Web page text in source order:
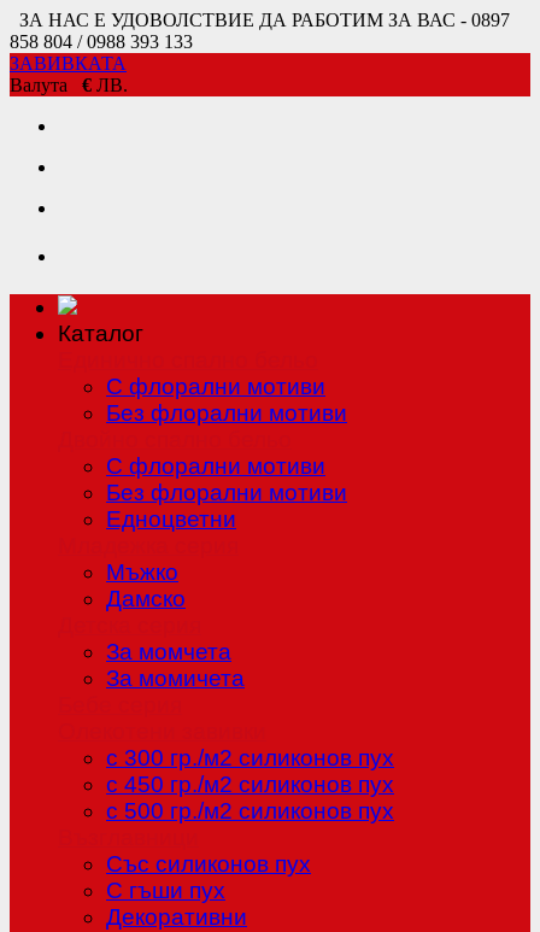
ЗА НАС Е УДОВОЛСТВИЕ ДА РАБОТИМ ЗА ВАС - 0897
858 804 / 0988 393 133
ЗАВИВКАТА
Валута € ЛВ.
Каталог
С флорални мотиви
Без флорални мотиви
С флорални мотиви
Без флорални мотиви
Едноцветни
Мъжко
Дамско
За момчета
За момичета
с 300 гр./м2 силиконов пух
с 450 гр./м2 силиконов пух
с 500 гр./м2 силиконов пух
Със силиконов пух
С гъши пух
Декоративни